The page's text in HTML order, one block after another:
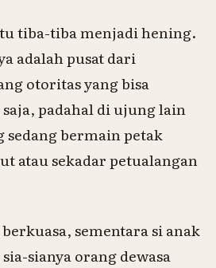
tiba-tiba menjadi hening.
adalah pusat dari
otoritas yang bisa
padahal di ujung lain
sedang bermain petak
atau sekadar petualangan
sementara si anak
sianya orang dewasa